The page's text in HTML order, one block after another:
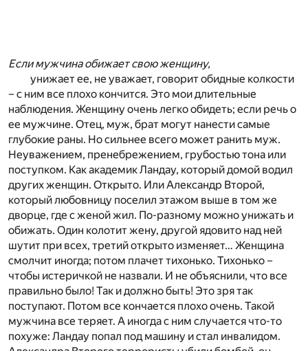
Если мужчина обижает свою женщину,
унижает ее, не уважает, говорит обидные колкости
– с ним все плохо кончится. Это мои длительные
наблюдения. Женщину очень легко обидеть; если речь о
ее мужчине. Отец, муж, брат могут нанести самые
глубокие раны. Но сильнее всего может ранить муж.
Неуважением, пренебрежением, грубостью тона или
поступком. Как академик Ландау, который домой водил
других женщин. Открыто. Или Александр Второй,
который любовницу поселил этажом выше в том же
дворце, где с женой жил. По-разному можно унижать и
обижать. Один колотит жену, другой ядовито над ней
шутит при всех, третий открыто изменяет… Женщина
смолчит иногда; потом плачет тихонько. Тихонько –
чтобы истеричкой не назвали. И не объяснили, что все
правильно было! Так и должно быть! Это зря так
поступают. Потом все кончается плохо очень. Такой
мужчина все теряет. А иногда с ним случается что-то
похуже: Ландау попал под машину и стал инвалидом.